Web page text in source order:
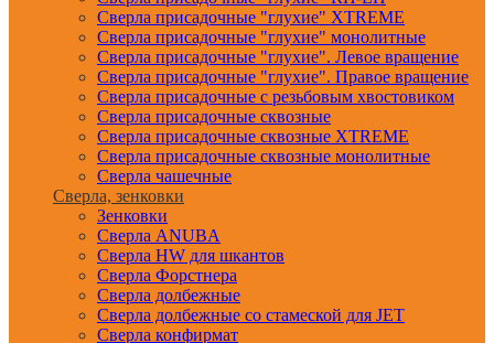
Сверла присадочные "глухие" XTREME
Сверла присадочные "глухие" монолитные
Сверла присадочные "глухие". Левое вращение
Сверла присадочные "глухие". Правое вращение
Сверла присадочные с резьбовым хвостовиком
Сверла присадочные сквозные
Сверла присадочные сквозные XTREME
Сверла присадочные сквозные монолитные
Сверла чашечные
Сверла, зенковки
Зенковки
Сверла ANUBA
Сверла HW для шкантов
Сверла Форстнера
Сверла долбежные
Сверла долбежные со стамеской для JET
Сверла конфирмат